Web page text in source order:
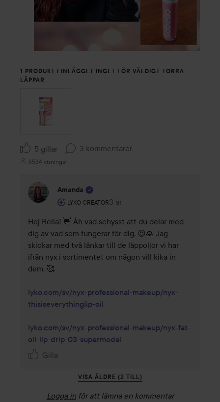
1 PRODUKT I INLÄGGET INGET FÖR VÄLDIGT TORRA
LÄPPAR
5 gillar 3 kommentarer
6534 visningar
Amanda
LYKO CREATOR
Användarens roll: Lyko Creator.
3 år
Kommentaren lades 3 år
Hej Bella! 👋 Åh vad schysst att du delar med
dig av vad som fungerar för dig. 😍🙏 Jag
skickar med två länkar till de läppoljor vi har
ifrån nyx i sortimentet om någon vill kika in
dem. 🥰
lyko.com/sv/nyx-professional-makeup/nyx-
thisiseverythinglip-oil
lyko.com/sv/nyx-professional-makeup/nyx-fat-
oil-lip-drip-03-supermodel
Gilla
VISA ÄLDRE (2 TILL)
Logga in för att lämna en kommentar